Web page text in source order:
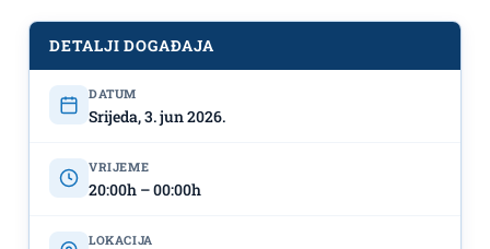
Književni festival „LiTeritorija“: Dan
1 / 3.jun, KIC ,,Budo Tomović"✍
DETALJI DOGAĐAJA
DATUM
Srijeda, 3. jun 2026.
VRIJEME
20:00h – 00:00h
LOKACIJA